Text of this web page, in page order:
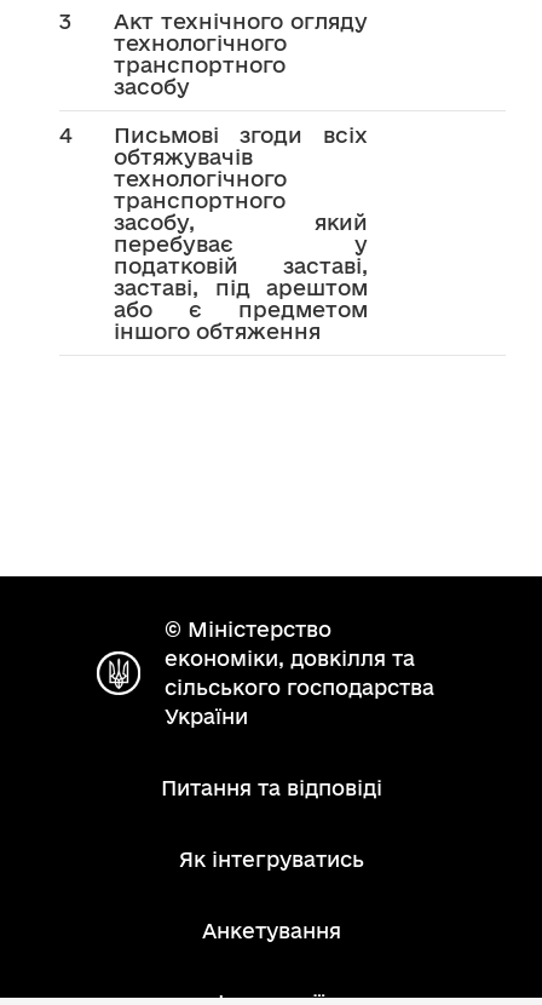
3
Акт технічного огляду
технологічного
транспортного
засобу
4
Письмові згоди всіх
обтяжувачів
технологічного
транспортного
засобу, який
перебуває у
податковій заставі,
заставі, під арештом
або є предметом
іншого обтяження
© Міністерство
економіки, довкілля та
сільського господарства
України
Питання та відповіді
Як інтегруватись
Анкетування